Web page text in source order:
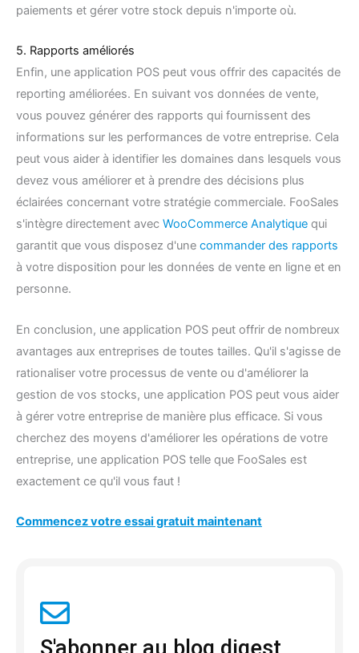
paiements et gérer votre stock depuis n'importe où.
5. Rapports améliorés
Enfin, une application POS peut vous offrir des capacités de
reporting améliorées. En suivant vos données de vente,
vous pouvez générer des rapports qui fournissent des
informations sur les performances de votre entreprise. Cela
peut vous aider à identifier les domaines dans lesquels vous
devez vous améliorer et à prendre des décisions plus
éclairées concernant votre stratégie commerciale. FooSales
s'intègre directement avec WooCommerce Analytique qui
garantit que vous disposez d'une commander des rapports
à votre disposition pour les données de vente en ligne et en
personne.
En conclusion, une application POS peut offrir de nombreux
avantages aux entreprises de toutes tailles. Qu'il s'agisse de
rationaliser votre processus de vente ou d'améliorer la
gestion de vos stocks, une application POS peut vous aider
à gérer votre entreprise de manière plus efficace. Si vous
cherchez des moyens d'améliorer les opérations de votre
entreprise, une application POS telle que FooSales est
exactement ce qu'il vous faut !
Commencez votre essai gratuit maintenant